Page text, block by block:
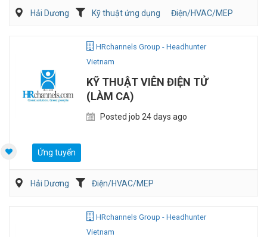
Hải Dương Kỹ thuật ứng dụng Điện/HVAC/MEP
HRchannels Group - Headhunter
Vietnam
KỸ THUẬT VIÊN ĐIỆN TỬ
(LÀM CA)
Posted job 24 days ago
Ứng tuyển
Hải Dương Điện/HVAC/MEP
HRchannels Group - Headhunter
Vietnam